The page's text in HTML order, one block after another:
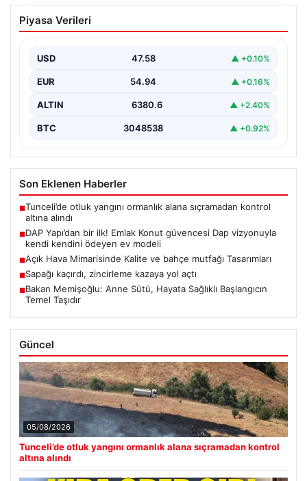
DAP Yapı’dan bir ilk! Emlak Konut
güvencesi Dap vizyonuyla kendi
Piyasa Verileri
USD 47.58 ▲ +0.10%
EUR 54.94 ▲ +0.16%
ALTIN 6380.6 ▲ +2.40%
BTC 3048538 ▲ +0.92%
Son Eklenen Haberler
■Tunceli’de otluk yangını ormanlık alana sıçramadan kontrol
altına alındı
■DAP Yapı’dan bir ilk! Emlak Konut güvencesi Dap vizyonuyla
kendi kendini ödeyen ev modeli
■Açık Hava Mimarisinde Kalite ve bahçe mutfağı Tasarımları
■Sapağı kaçırdı, zincirleme kazaya yol açtı
■Bakan Memişoğlu: Anne Sütü, Hayata Sağlıklı Başlangıcın
Temel Taşıdır
Güncel
05/08/2026
Tunceli’de otluk yangını ormanlık alana sıçramadan kontrol
altına alındı